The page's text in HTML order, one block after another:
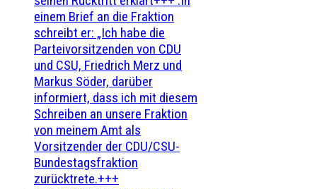
einem Brief an die Fraktion
schreibt er: „Ich habe die
Parteivorsitzenden von CDU
und CSU, Friedrich Merz und
Markus Söder, darüber
informiert, dass ich mit diesem
Schreiben an unsere Fraktion
von meinem Amt als
Vorsitzender der CDU/CSU-
Bundestagsfraktion
zurücktrete.+++